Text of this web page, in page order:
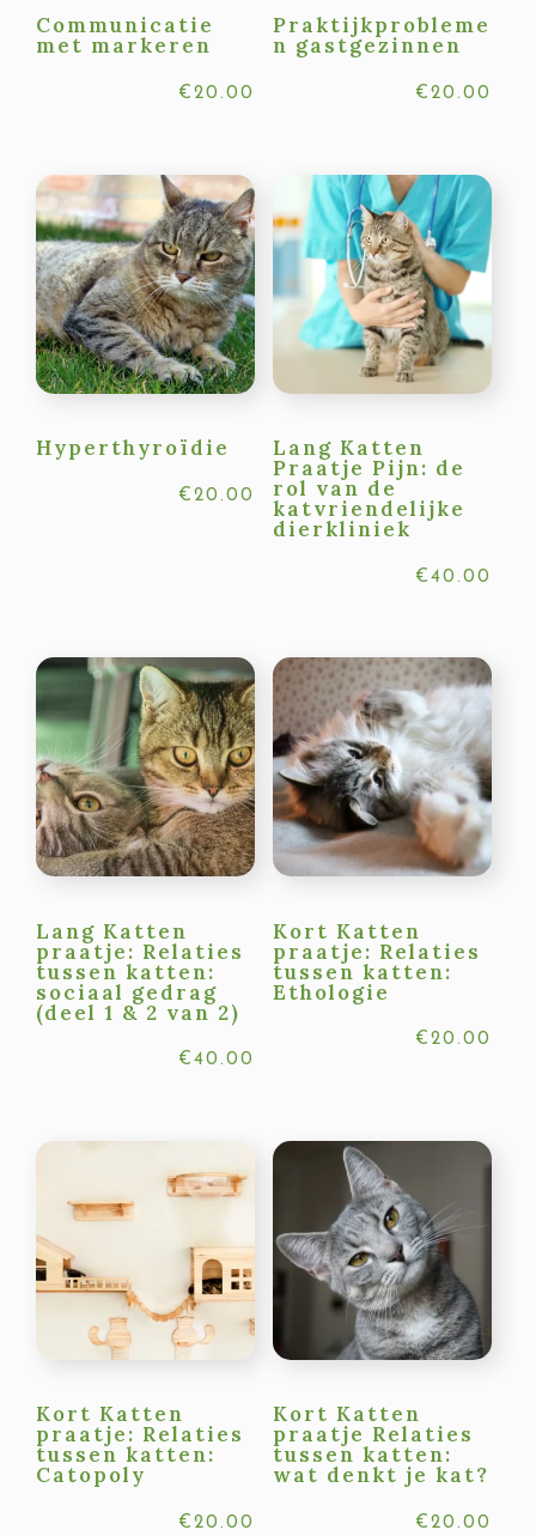
Communicatie
met markeren
€ 20.00
Praktijkprobleme
n gastgezinnen
€ 20.00
Hyperthyroïdie
€ 20.00
Lang Katten
Praatje Pijn: de
rol van de
katvriendelijke
dierkliniek
€ 40.00
Lang Katten
praatje: Relaties
tussen katten:
sociaal gedrag
(deel 1 & 2 van 2)
€ 40.00
Kort Katten
praatje: Relaties
tussen katten:
Ethologie
€ 20.00
Kort Katten
praatje: Relaties
tussen katten:
Catopoly
€ 20.00
Kort Katten
praatje Relaties
tussen katten:
wat denkt je kat?
€ 20.00